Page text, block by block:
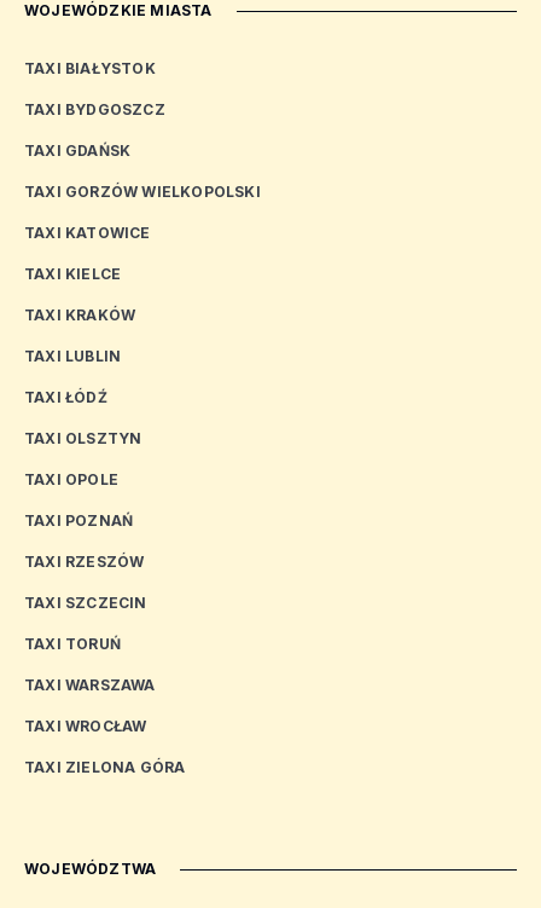
WOJEWÓDZKIE MIASTA
TAXI BIAŁYSTOK
TAXI BYDGOSZCZ
TAXI GDAŃSK
TAXI GORZÓW WIELKOPOLSKI
TAXI KATOWICE
TAXI KIELCE
TAXI KRAKÓW
TAXI LUBLIN
TAXI ŁÓDŹ
TAXI OLSZTYN
TAXI OPOLE
TAXI POZNAŃ
TAXI RZESZÓW
TAXI SZCZECIN
TAXI TORUŃ
TAXI WARSZAWA
TAXI WROCŁAW
TAXI ZIELONA GÓRA
WOJEWÓDZTWA